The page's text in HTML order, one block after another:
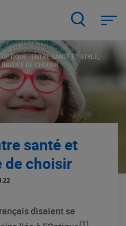
OPTIQUE : ENTRE SANTÉ ET STYLE,
INUTILE DE CHOISIR
santé et
de choisir
disaient se
(1)